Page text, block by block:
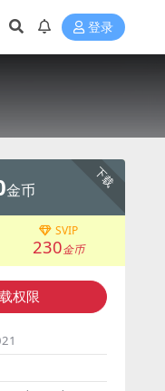
登录
下载
金币
SVIP
230金币
权限